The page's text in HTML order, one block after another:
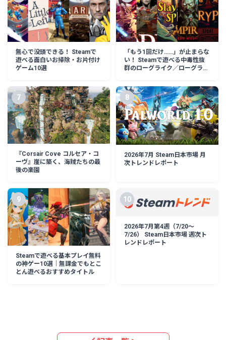
無心で没頭できる！ Steamで
遊べる面白いお掃除・お片付け
ゲーム10選
「もう1回だけ……」が止まらな
い！ Steamで遊べる中毒性抜
群のローグライク／ローグライ
7
『Corsair Cove コルセア・コ
ーヴ』崖に築く、海賊たちの最
後の楽園
8
2026年7月 Steam日本市場 月
次トレンドレポート
9
Steamで遊べる基本プレイ無料
の神ゲー10選｜無課金でもとこ
とん遊べるおすすめタイトル
10
2026年7月第4週（7/20〜
7/26） Steam日本市場 週次ト
レンドレポート